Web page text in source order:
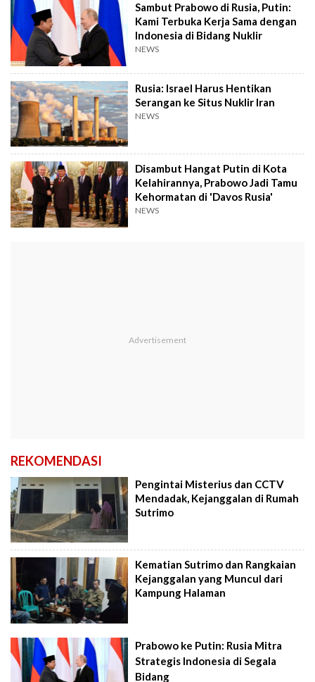
Sambut Prabowo di Rusia, Putin:
Kami Terbuka Kerja Sama dengan
Indonesia di Bidang Nuklir
NEWS
Rusia: Israel Harus Hentikan
Serangan ke Situs Nuklir Iran
NEWS
Disambut Hangat Putin di Kota
Kelahirannya, Prabowo Jadi Tamu
Kehormatan di 'Davos Rusia'
NEWS
REKOMENDASI
Pengintai Misterius dan CCTV
Mendadak, Kejanggalan di Rumah
Sutrimo
Kematian Sutrimo dan Rangkaian
Kejanggalan yang Muncul dari
Kampung Halaman
Prabowo ke Putin: Rusia Mitra
Strategis Indonesia di Segala
Bidang